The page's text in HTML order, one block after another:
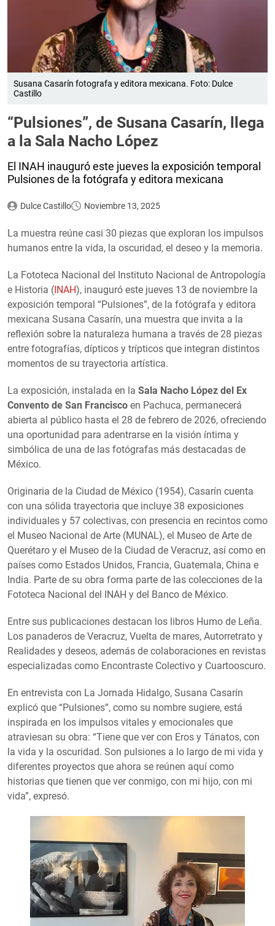
Susana Casarín fotografa y editora mexicana. Foto: Dulce
Castillo
“Pulsiones”, de Susana Casarín, llega
a la Sala Nacho López
El INAH inauguró este jueves la exposición temporal
Pulsiones de la fotógrafa y editora mexicana
Dulce Castillo Noviembre 13, 2025
La muestra reúne casi 30 piezas que exploran los impulsos
humanos entre la vida, la oscuridad, el deseo y la memoria.
La Fototeca Nacional del Instituto Nacional de Antropología
e Historia (INAH), inauguró este jueves 13 de noviembre la
exposición temporal “Pulsiones”, de la fotógrafa y editora
mexicana Susana Casarín, una muestra que invita a la
reflexión sobre la naturaleza humana a través de 28 piezas
entre fotografías, dípticos y trípticos que integran distintos
momentos de su trayectoria artística.
La exposición, instalada en la Sala Nacho López del Ex
Convento de San Francisco en Pachuca, permanecerá
abierta al público hasta el 28 de febrero de 2026, ofreciendo
una oportunidad para adentrarse en la visión íntima y
simbólica de una de las fotógrafas más destacadas de
México.
Originaria de la Ciudad de México (1954), Casarín cuenta
con una sólida trayectoria que incluye 38 exposiciones
individuales y 57 colectivas, con presencia en recintos como
el Museo Nacional de Arte (MUNAL), el Museo de Arte de
Querétaro y el Museo de la Ciudad de Veracruz, así como en
países como Estados Unidos, Francia, Guatemala, China e
India. Parte de su obra forma parte de las colecciones de la
Fototeca Nacional del INAH y del Banco de México.
Entre sus publicaciones destacan los libros Humo de Leña.
Los panaderos de Veracruz, Vuelta de mares, Autorretrato y
Realidades y deseos, además de colaboraciones en revistas
especializadas como Encontraste Colectivo y Cuartooscuro.
En entrevista con La Jornada Hidalgo, Susana Casarín
explicó que “Pulsiones”, como su nombre sugiere, está
inspirada en los impulsos vitales y emocionales que
atraviesan su obra: “Tiene que ver con Eros y Tánatos, con
la vida y la oscuridad. Son pulsiones a lo largo de mi vida y
diferentes proyectos que ahora se reúnen aquí como
historias que tienen que ver conmigo, con mi hijo, con mi
vida”, expresó.